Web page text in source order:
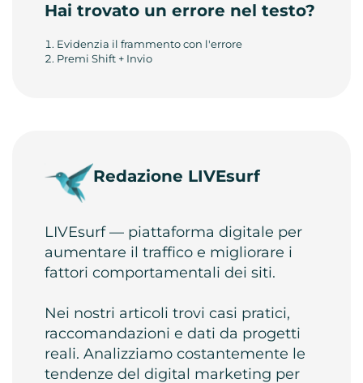
Hai trovato un errore nel testo?
Evidenzia il frammento con l'errore
Premi Shift + Invio
Redazione LIVEsurf
LIVEsurf — piattaforma digitale per
aumentare il traffico e migliorare i
fattori comportamentali dei siti.
Nei nostri articoli trovi casi pratici,
raccomandazioni e dati da progetti
reali. Analizziamo costantemente le
tendenze del digital marketing per